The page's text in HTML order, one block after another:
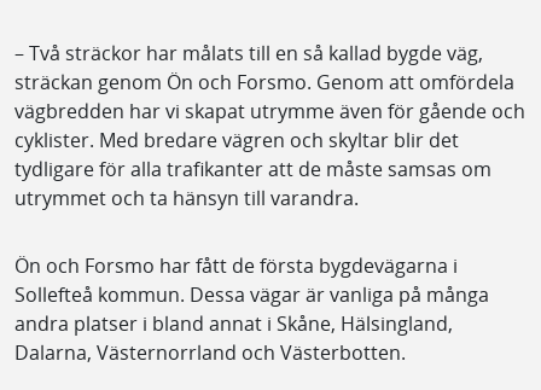
– Två sträckor har målats till en så kallad bygde väg,
sträckan genom Ön och Forsmo. Genom att omfördela
vägbredden har vi skapat utrymme även för gående och
cyklister. Med bredare vägren och skyltar blir det
tydligare för alla trafikanter att de måste samsas om
utrymmet och ta hänsyn till varandra.
Ön och Forsmo har fått de första bygdevägarna i
Sollefteå kommun. Dessa vägar är vanliga på många
andra platser i bland annat i Skåne, Hälsingland,
Dalarna, Västernorrland och Västerbotten.